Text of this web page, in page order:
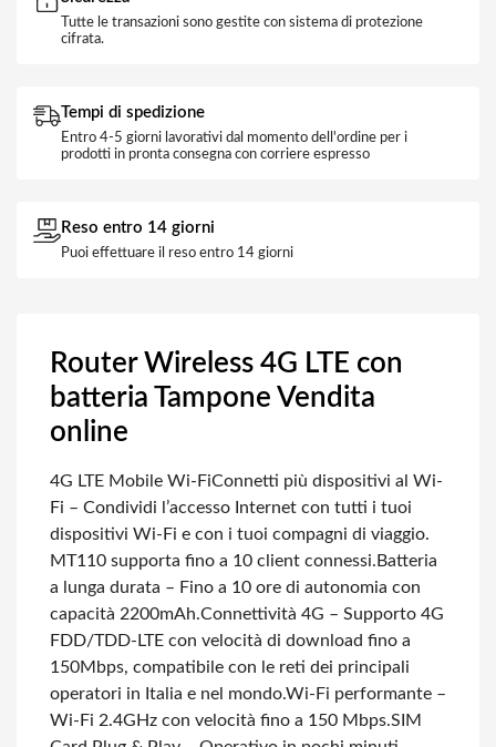
Tutte le transazioni sono gestite con sistema di protezione
cifrata.
Tempi di spedizione
Entro 4-5 giorni lavorativi dal momento dell'ordine per i
prodotti in pronta consegna con corriere espresso
Reso entro 14 giorni
Puoi effettuare il reso entro 14 giorni
Router Wireless 4G LTE con
batteria Tampone Vendita
online
4G LTE Mobile Wi-FiConnetti più dispositivi al Wi-
Fi – Condividi l’accesso Internet con tutti i tuoi
dispositivi Wi-Fi e con i tuoi compagni di viaggio.
MT110 supporta fino a 10 client connessi. Batteria
a lunga durata – Fino a 10 ore di autonomia con
capacità 2200mAh.Connettività 4G – Supporto 4G
FDD/TDD-LTE con velocità di download fino a
150Mbps, compatibile con le reti dei principali
operatori in Italia e nel mondo.Wi-Fi performante –
Wi-Fi 2.4GHz con velocità fino a 150 Mbps.SIM